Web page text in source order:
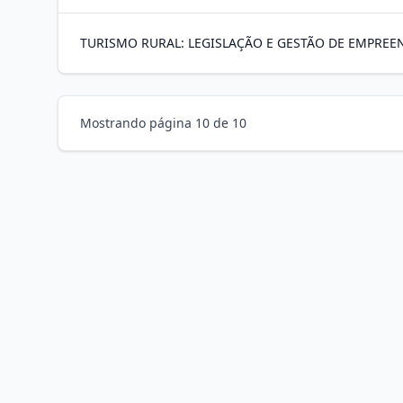
TURISMO RURAL: LEGISLAÇÃO E GESTÃO DE
Mostrando página 10 de 10